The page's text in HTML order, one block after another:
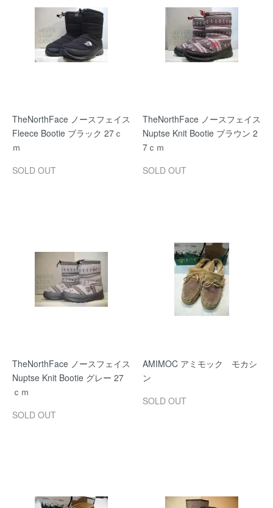
TheNorthFace ノースフェイス
Fleece Bootie ブラック 27ｃ
ｍ
SOLD OUT
TheNorthFace ノースフェイス
Nuptse Knit Bootie ブラウン 2
7ｃｍ
SOLD OUT
TheNorthFace ノースフェイス
Nuptse Knit Bootie グレー 27
ｃｍ
SOLD OUT
AMIMOC アミモック モカシ
ン
SOLD OUT